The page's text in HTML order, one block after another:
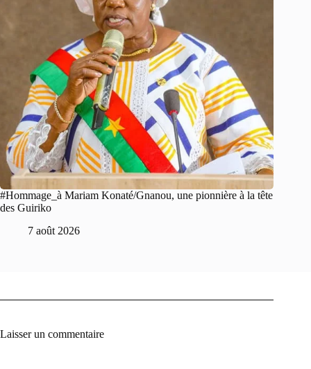
#Hommage_à Mariam Konaté/Gnanou, une pionnière à la tête
des Guiriko
7 août 2026
Laisser un commentaire